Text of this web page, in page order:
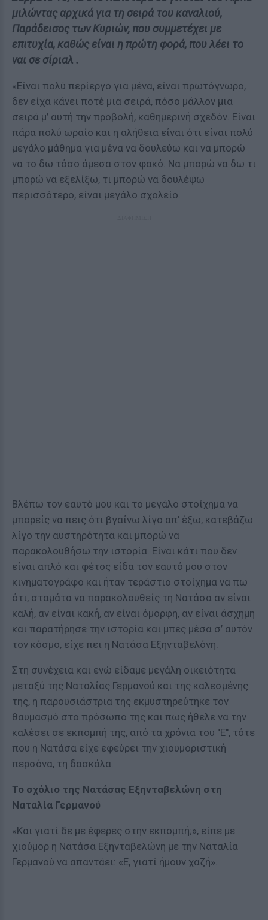
μιλώντας αρχικά για τη σειρά του καναλιού,
Παράδεισος των Κυριών, που συμμετέχει με
επιτυχία, καθώς είναι η πρώτη φορά, που λέει το
ναι σε σίριαλ .
«Είναι πολύ περίεργο για μένα, είναι πρωτόγνωρο,
δεν είχα κάνει ποτέ μια σειρά, πόσο μάλλον μια
σειρά μ’ αυτή την προβολή, καθημερινή σχεδόν. Είναι
πάρα πολύ ωραίο και η αλήθεια είναι ότι είναι πολύ
μεγάλο μάθημα για μένα να δουλεύω και να μπορώ
να το δω τόσο άμεσα στον φακό. Να μπορώ να δω τι
μπορώ να εξελίξω, τι μπορώ να δουλέψω
περισσότερο, είναι μεγάλο σχολείο.
Βλέπω τον εαυτό μου και το μεγάλο στοίχημα να
μπορείς να πεις ότι βγαίνω λίγο απ’ έξω, κατεβάζω
λίγο την αυστηρότητα και μπορώ να
παρακολουθήσω την ιστορία. Είναι κάτι που δεν
είναι απλό και φέτος είδα τον εαυτό μου στον
κινηματογράφο και ήταν τεράστιο στοίχημα να πω
ότι, σταμάτα να παρακολουθείς τη Νατάσα αν είναι
καλή, αν είναι κακή, αν είναι όμορφη, αν είναι άσχημη
και παρατήρησε την ιστορία και μπες μέσα σ’ αυτόν
τον κόσμο, είχε πει η Νατάσα Εξηνταβελόνη.
Στη συνέχεια και ενώ είδαμε μεγάλη οικειότητα
μεταξύ της Ναταλίας Γερμανού και της καλεσμένης
της, η παρουσιάστρια της εκμυστηρεύτηκε τον
θαυμασμό στο πρόσωπο της και πως ήθελε να την
καλέσει σε εκπομπή της, από τα χρόνια του ''Ε'', τότε
που η Νατάσα είχε εφεύρει την χιουμοριστική
περσόνα, τη δασκάλα.
Το σχόλιο της Νατάσας Εξηνταβελώνη στη
Ναταλία Γερμανού
«Και γιατί δε με έφερες στην εκπομπή;», είπε με
χιούμορ η Νατάσα Εξηνταβελώνη με την Ναταλία
Γερμανού να απαντάει: «Ε, γιατί ήμουν χαζή».